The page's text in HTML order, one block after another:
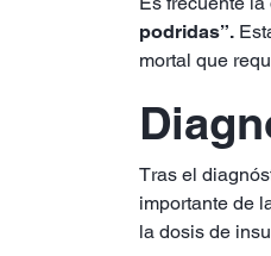
podridas”.
mortal que
Tras el
importante de
la dosis de